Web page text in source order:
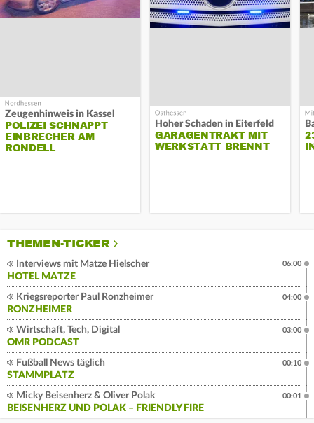
Zeugenhinweis in Kassel
POLIZEI SCHNAPPT
EINBRECHER AM
RONDELL
Hoher Schaden in Eiterfeld
GARAGENTRAKT MIT
WERKSTATT BRENNT
THEMEN-TICKER
Interviews mit Matze Hielscher
HOTEL MATZE
06:00
Kriegsreporter Paul Ronzheimer
RONZHEIMER
04:00
Wirtschaft, Tech, Digital
OMR PODCAST
03:00
Fußball News täglich
STAMMPLATZ
00:10
Micky Beisenherz & Oliver Polak
BEISENHERZ UND POLAK – FRIENDLY FIRE
00:01